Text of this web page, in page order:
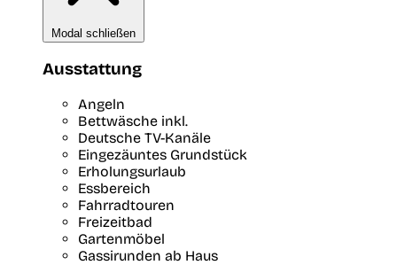
Modal schließen
Ausstattung
Angeln
Bettwäsche inkl.
Deutsche TV-Kanäle
Eingezäuntes Grundstück
Erholungsurlaub
Essbereich
Fahrradtouren
Freizeitbad
Gartenmöbel
Gassirunden ab Haus